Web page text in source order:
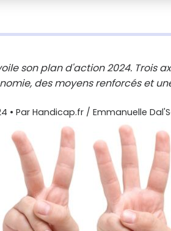
son plan d'action 2024. Trois
des moyens renforcés et
• Par Handicap.fr / Emmanuelle